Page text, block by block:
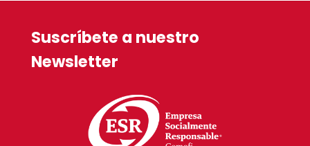
Suscríbete a nuestro
Newsletter